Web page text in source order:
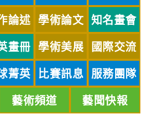
論述 學術論文 知名畫會
畫冊 學術美展 國際交流
菁英 比賽訊息 服務團隊
藝術頻道 藝聞快報